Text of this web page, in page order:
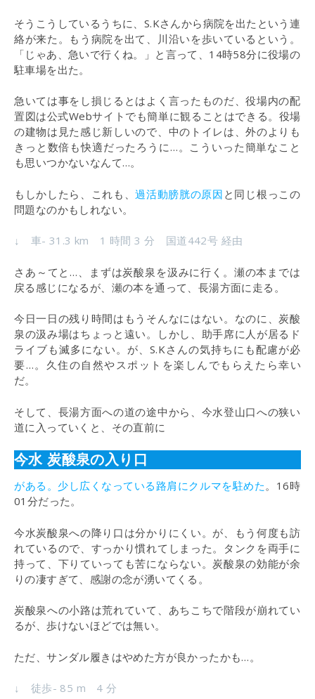
そうこうしているうちに、S.Kさんから病院を出たという連
絡が来た。もう病院を出て、川沿いを歩いているという。
「じゃあ、急いで行くね。」と言って、14時58分に役場の
駐車場を出た。
急いては事をし損じるとはよく言ったものだ、役場内の配
置図は公式Webサイトでも簡単に観ることはできる。役場
の建物は見た感じ新しいので、中のトイレは、外のよりも
きっと数倍も快適だったろうに…。こういった簡単なこと
も思いつかないなんて…。
もしかしたら、これも、過活動膀胱の原因 と同じ根っこの
問題なのかもしれない。
↓ 車- 31.3 km 1 時間 3 分 国道442号 経由
さあ～てと…、まずは炭酸泉を汲みに行く。瀬の本までは
戻る感じになるが、瀬の本を通って、長湯方面に走る。
今日一日の残り時間はもうそんなにはない。なのに、炭酸
泉の汲み場はちょっと遠い。しかし、助手席に人が居るド
ライブも滅多にない。が、S.Kさんの気持ちにも配慮が必
要…。久住の自然やスポットを楽しんでもらえたら幸い
だ。
そして、長湯方面への道の途中から、今水登山口への狭い
道に入っていくと、その直前に
今水 炭酸泉の入り口
がある。少し広くなっている路肩にクルマを駐めた。16時
01分だった。
今水炭酸泉への降り口は分かりにくい。が、もう何度も訪
れているので、すっかり慣れてしまった。タンクを両手に
持って、下りていっても苦にならない。炭酸泉の効能が余
りの凄すぎて、感謝の念が湧いてくる。
炭酸泉への小路は荒れていて、あちこちで階段が崩れてい
るが、歩けないほどでは無い。
ただ、サンダル履きはやめた方が良かったかも…。
↓ 徒歩- 85 m 4 分